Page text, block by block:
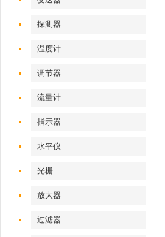
探测器
温度计
调节器
流量计
指示器
水平仪
光栅
放大器
过滤器